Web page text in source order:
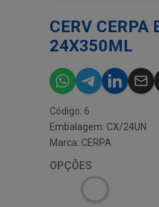
CERV CERPA
24X350ML
Código: 6
Embalagem: CX/24UN
Marca: CERPA
OPÇÕES